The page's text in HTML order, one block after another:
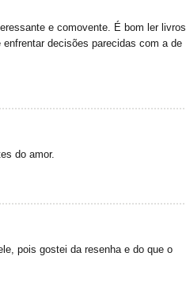
e comovente. É bom ler livros
decisões parecidas com a de
do amor.
pois gostei da resenha e do que o